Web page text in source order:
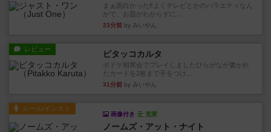
まぁ面白かった‼️よくテレビとかのバラエティなん
かで、お題がわからずに...
23分前 by みいやん
レビュー ピタッコカルタ
ボドゲ相席会でプレイしましたひらがなが書かれ
たカードを2枚まで手をつけ...
31分前 by みいやん
ルール/インスト
画像付き 充実
ノームズ・アット・ナイト